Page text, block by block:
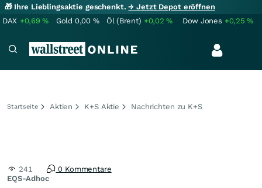
🎁 Ihre Lieblingsaktie geschenkt.→ Jetzt Depot eröffnen
DAX +0,69% Gold 0,00 % Öl (Brent) +0,02% Dow Jones +0,25%
Startseite Aktien K+S Aktie Nachrichten zu K+S
EQS-Adhoc
241 0 Kommentare